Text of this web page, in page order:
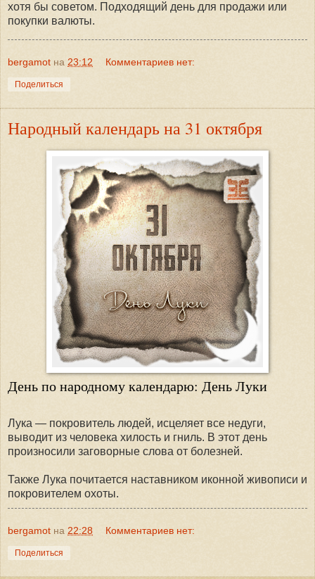
хотя бы советом. Подходящий день для продажи или
покупки валюты.
bergamot на 23:12 Комментариев нет:
Поделиться
Народный календарь на 31 октября
День по народному календарю: День Луки
Лука — покровитель людей, исцеляет все недуги,
выводит из человека хилость и гниль. В этот день
произносили заговорные слова от болезней.
Также Лука почитается наставником иконной живописи и
покровителем охоты.
bergamot на 22:28 Комментариев нет:
Поделиться